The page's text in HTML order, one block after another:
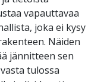
vapauttavaa
joka ei kysy
Näiden
jännitteen sen
tulossa